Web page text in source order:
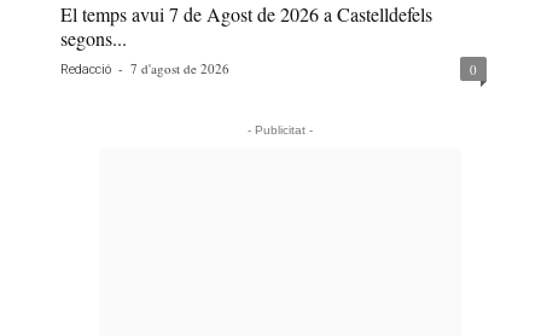
El temps avui 7 de Agost de 2026 a Castelldefels
segons...
Redacció - 7 d'agost de 2026 0
- Publicitat -